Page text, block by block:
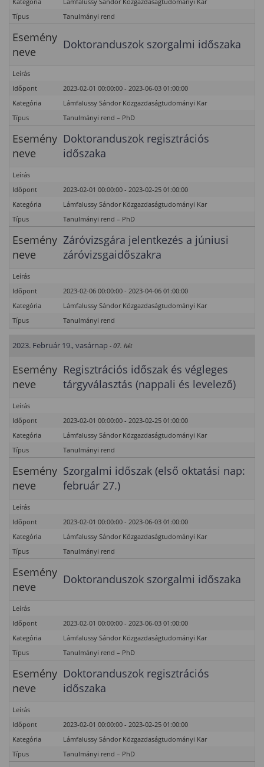
Típus
Tanulmányi rend
Esemény
neve
Doktoranduszok szorgalmi időszaka
Leírás
Időpont
2023-02-01 00:00:00 - 2023-06-03 01:00:00
Kategória
Lámfalussy Sándor Közgazdaságtudományi Kar
Típus
Tanulmányi rend – PhD
Esemény
neve
Doktoranduszok regisztrációs
időszaka
Leírás
Időpont
2023-02-01 00:00:00 - 2023-02-25 01:00:00
Kategória
Lámfalussy Sándor Közgazdaságtudományi Kar
Típus
Tanulmányi rend – PhD
Esemény
neve
Záróvizsgára jelentkezés a júniusi
záróvizsgaidőszakra
Leírás
Időpont
2023-02-06 00:00:00 - 2023-04-06 01:00:00
Kategória
Lámfalussy Sándor Közgazdaságtudományi Kar
Típus
Tanulmányi rend
2023. Február 19., vasárnap - 07. hét
Esemény
neve
Regisztrációs időszak és végleges
tárgyválasztás (nappali és levelező)
Leírás
Időpont
2023-02-01 00:00:00 - 2023-02-25 01:00:00
Kategória
Lámfalussy Sándor Közgazdaságtudományi Kar
Típus
Tanulmányi rend
Esemény
neve
Szorgalmi időszak (első oktatási nap:
február 27.)
Leírás
Időpont
2023-02-01 00:00:00 - 2023-06-03 01:00:00
Kategória
Lámfalussy Sándor Közgazdaságtudományi Kar
Típus
Tanulmányi rend
Esemény
neve
Doktoranduszok szorgalmi időszaka
Leírás
Időpont
2023-02-01 00:00:00 - 2023-06-03 01:00:00
Kategória
Lámfalussy Sándor Közgazdaságtudományi Kar
Típus
Tanulmányi rend – PhD
Esemény
neve
Doktoranduszok regisztrációs
időszaka
Leírás
Időpont
2023-02-01 00:00:00 - 2023-02-25 01:00:00
Kategória
Lámfalussy Sándor Közgazdaságtudományi Kar
Típus
Tanulmányi rend – PhD